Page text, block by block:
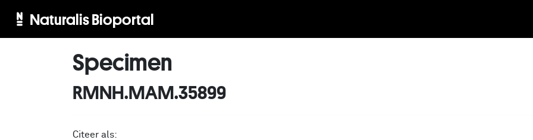
Naturalis Bioportal
Specimen
RMNH.MAM.35899
Citeer als: